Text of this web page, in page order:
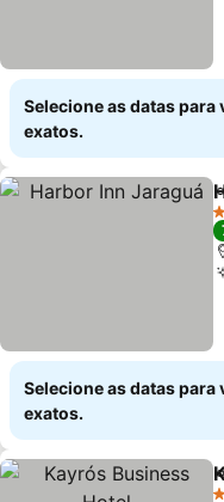
Selecione as datas para
exatos.
3
Selecione as datas para
exatos.